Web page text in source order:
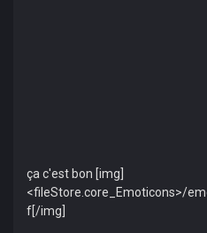
ça c'est bon [img]
<fileStore.core_Emoticons>/
f[/img]